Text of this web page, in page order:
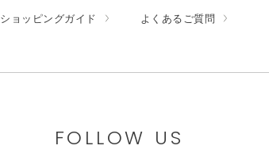
ショッピングガイド よくあるご質問
FOLLOW US